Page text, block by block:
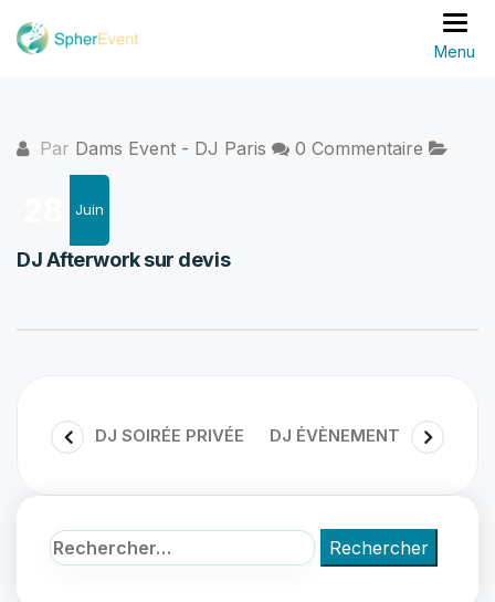
Par Dams Event - DJ Paris 0 Commentaire
Juin
DJ Afterwork sur devis
DJ SOIRÉE PRIVÉE DJ ÉVÈNEMENT